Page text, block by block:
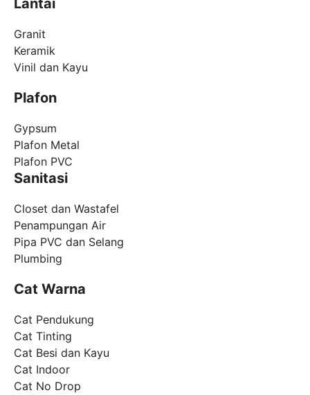
Lantai
Granit
Keramik
Vinil dan Kayu
Plafon
Gypsum
Plafon Metal
Plafon PVC
Sanitasi
Closet dan Wastafel
Penampungan Air
Pipa PVC dan Selang
Plumbing
Cat Warna
Cat Pendukung
Cat Tinting
Cat Besi dan Kayu
Cat Indoor
Cat No Drop